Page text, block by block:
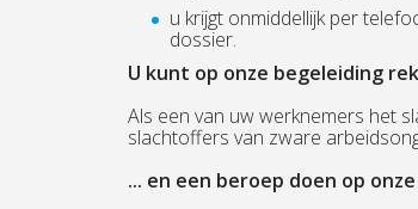
u krijgt onmiddellijk per
dossier.
U kunt op onze begeleiding
Als een van uw werknemers het
slachtoffers van zware
... en een beroep doen op